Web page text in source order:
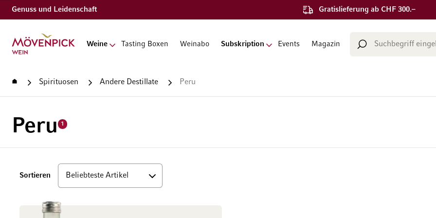
Genuss und Leidenschaft Gratislieferung ab CHF 300.–
Zur Startseite
Weine Tasting Boxen Weinabo Subskription Events Magazin
Suche
StartseiteSpirituosen Andere Destillate Peru
Peru 1
Sortieren